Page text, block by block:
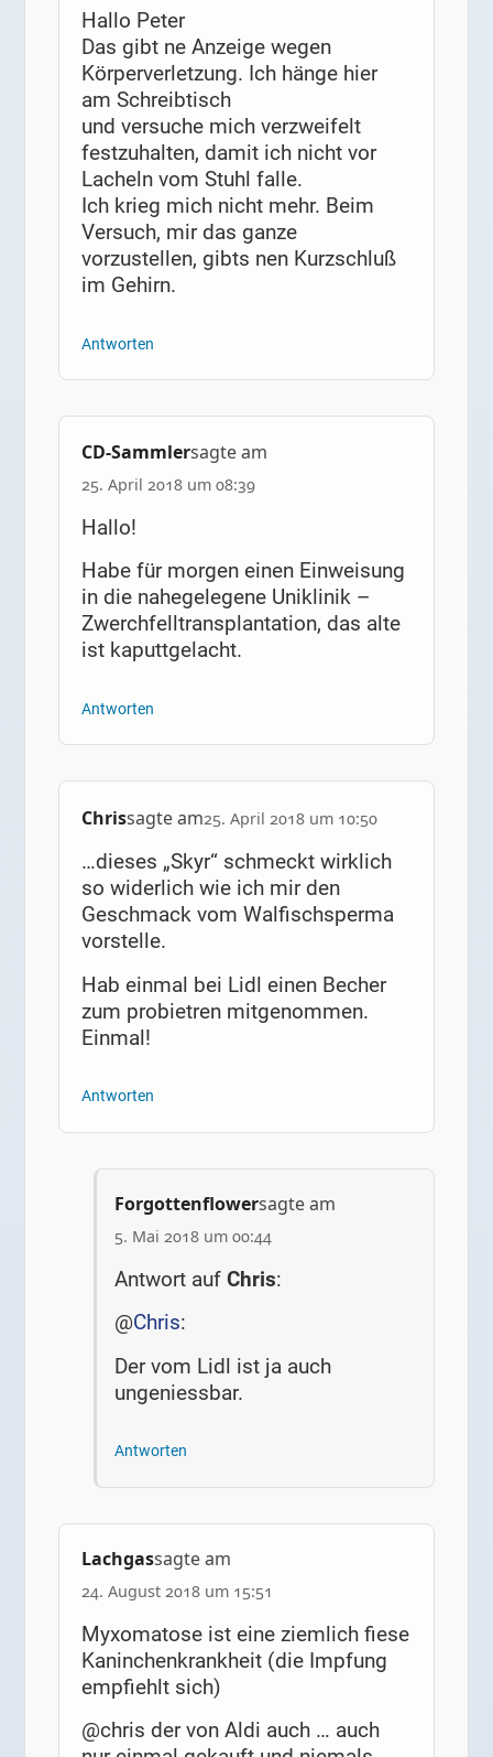
Hallo Peter
Das gibt ne Anzeige wegen
Körperverletzung. Ich hänge hier
am Schreibtisch
und versuche mich verzweifelt
festzuhalten, damit ich nicht vor
Lacheln vom Stuhl falle.
Ich krieg mich nicht mehr. Beim
Versuch, mir das ganze
vorzustellen, gibts nen Kurzschluß
im Gehirn.
Antworten
CD-Sammlersagte am
25. April 2018 um 08:39
Hallo!
Habe für morgen einen Einweisung
in die nahegelegene Uniklinik –
Zwerchfelltransplantation, das alte
ist kaputtgelacht.
Antworten
Chrissagte am25. April 2018 um 10:50
…dieses „Skyr“ schmeckt wirklich
so widerlich wie ich mir den
Geschmack vom Walfischsperma
vorstelle.
Hab einmal bei Lidl einen Becher
zum probietren mitgenommen.
Einmal!
Antworten
Forgottenflowersagte am
5. Mai 2018 um 00:44
Antwort aufChris:
@Chris:
Der vom Lidl ist ja auch
ungeniessbar.
Antworten
Lachgassagte am
24. August 2018 um 15:51
Myxomatose ist eine ziemlich fiese
Kaninchenkrankheit (die Impfung
empfiehlt sich)
@chris der von Aldi auch … auch